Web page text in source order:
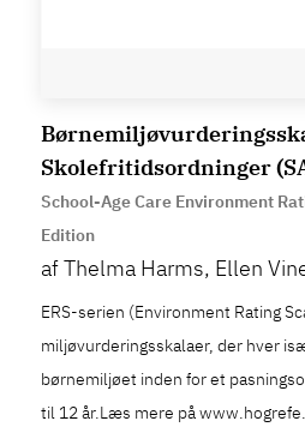
Skolefritidsordninger
School-Age Care Environment
Edition
af Thelma Harms, Ellen
ERS-serien (Environment Rating
miljøvurderingsskalaer, der hver
børnemiljøet inden for et
til 12 år.Læs mere på